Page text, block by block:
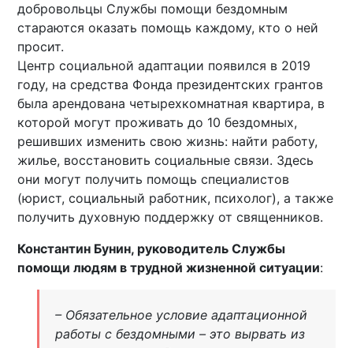
добровольцы Службы помощи бездомным
стараются оказать помощь каждому, кто о ней
просит.
Центр социальной адаптации появился в 2019
году, на средства Фонда президентских грантов
была арендована четырехкомнатная квартира, в
которой могут проживать до 10 бездомных,
решивших изменить свою жизнь: найти работу,
жилье, восстановить социальные связи. Здесь
они могут получить помощь специалистов
(юрист, социальный работник, психолог), а также
получить духовную поддержку от священников.
Константин Бунин, руководитель Службы
помощи людям в трудной жизненной ситуации:
– Обязательное условие адаптационной
работы с бездомными – это вырвать из